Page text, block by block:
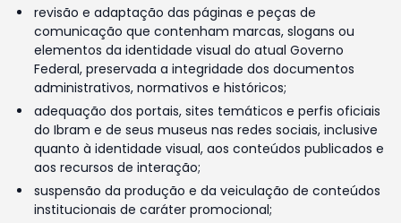
revisão e adaptação das páginas e peças de
comunicação que contenham marcas, slogans ou
elementos da identidade visual do atual Governo
Federal, preservada a integridade dos documentos
administrativos, normativos e históricos;
adequação dos portais, sites temáticos e perfis oficiais
do Ibram e de seus museus nas redes sociais, inclusive
quanto à identidade visual, aos conteúdos publicados e
aos recursos de interação;
suspensão da produção e da veiculação de conteúdos
institucionais de caráter promocional;